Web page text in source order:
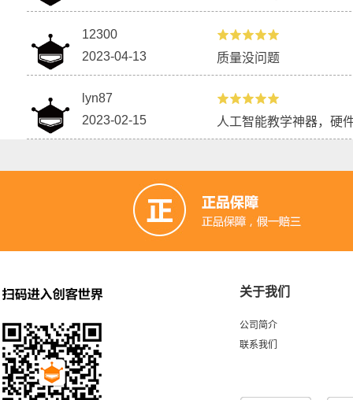
12300
2023-04-13
质量没问题
lyn87
2023-02-15
人工智能教学神器，硬
关于我们
公司简介
联系我们